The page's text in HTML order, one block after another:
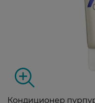
Кондиционер